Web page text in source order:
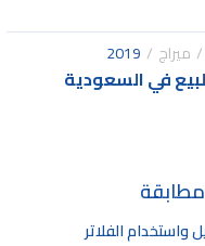
ميراج 2019
مطابقة
واستخدام الفلاتر